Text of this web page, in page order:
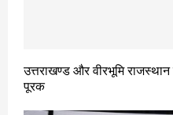
उत्तराखण्ड और वीरभूमि
पूरक